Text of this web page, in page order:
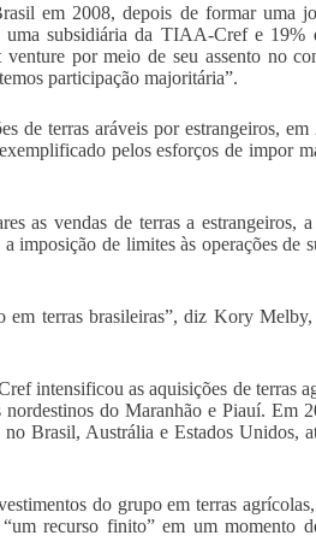
em 2008, depois de formar uma
subsidiária da TIAA-Cref e 19%
por meio de seu assento no
participação majoritária”.
de terras aráveis por estrangeiros,
pelos esforços de impor
as vendas de terras a estrangeiros,
imposição de limites às operações de
terras brasileiras”, diz Kory
intensificou as aquisições de terras
do Maranhão e Piauí. Em
Brasil, Austrália e Estados Unidos,
do grupo em terras
recurso finito” em um momento